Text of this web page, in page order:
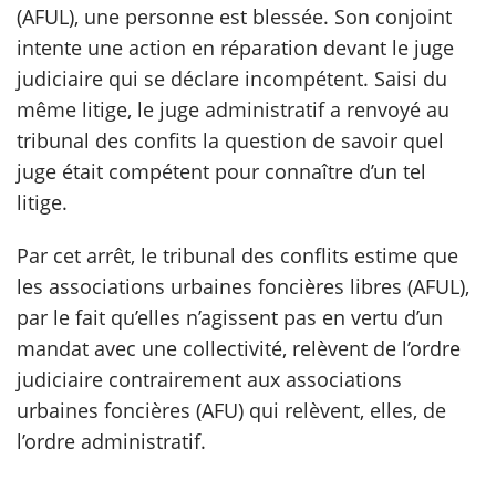
(AFUL), une personne est blessée. Son conjoint
intente une action en réparation devant le juge
judiciaire qui se déclare incompétent. Saisi du
même litige, le juge administratif a renvoyé au
tribunal des confits la question de savoir quel
juge était compétent pour connaître d’un tel
litige.
Par cet arrêt, le tribunal des conflits estime que
les associations urbaines foncières libres (AFUL),
par le fait qu’elles n’agissent pas en vertu d’un
mandat avec une collectivité, relèvent de l’ordre
judiciaire contrairement aux associations
urbaines foncières (AFU) qui relèvent, elles, de
l’ordre administratif.